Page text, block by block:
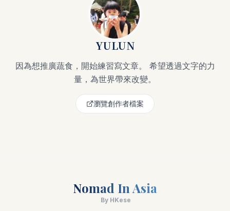
YULUN
因為想推廣蔬食，開始練習寫文章。 希望透過文字的力
量，為世界帶來改變。
瀏覽創作者檔案
Nomad In Asia
By HKese